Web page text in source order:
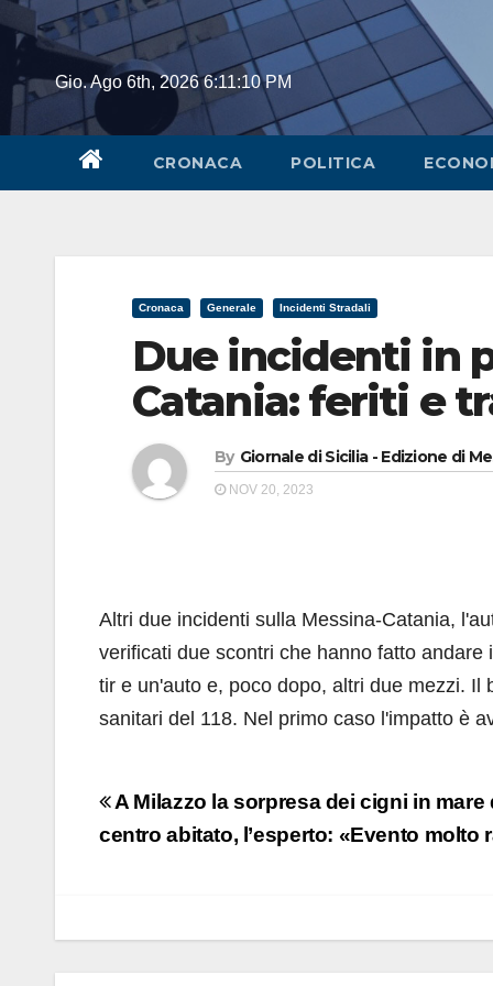
Skip
contentGio. Ago 6th, 20266:11:10 PM
CRONACA POLITICA
Cronaca Generale Incidenti Stradali
Due incidenti in
Catania: feriti e
By Giornale di Sicilia - Edizione di
NOV 20, 2023
Altri due incidenti sulla Messina-Catania,
verificati due scontri che hanno fatto
tir e un'auto e, poco dopo, altri due mezzi.
sanitari del 118. Nel primo caso l'impatto è
Navigazione
articoli
A Milazzo la sorpresa dei cigni in mare
centro abitato, l’esperto: «Evento molto